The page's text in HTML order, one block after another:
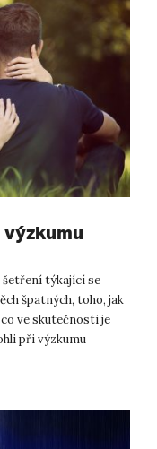
výzkumu
šetření týkající se
špatných, toho, jak
ve skutečnosti je
při výzkumu